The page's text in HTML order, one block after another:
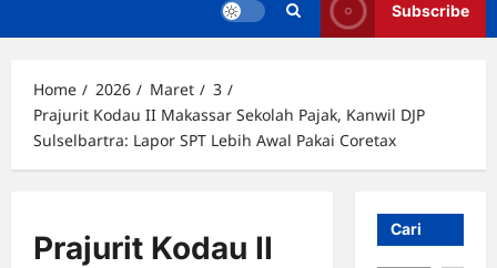
Subscribe
Home 2026 Maret
3
Prajurit Kodau II Makassar Sekolah Pajak, Kanwil DJP
Sulselbartra: Lapor SPT Lebih Awal Pakai Coretax
Prajurit Kodau II
Cari